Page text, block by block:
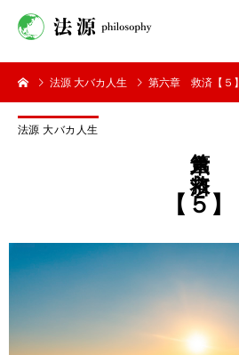
法源 大バカ人生 第六章 救済【５】
法源 大バカ人生
第六章 救済
【５】